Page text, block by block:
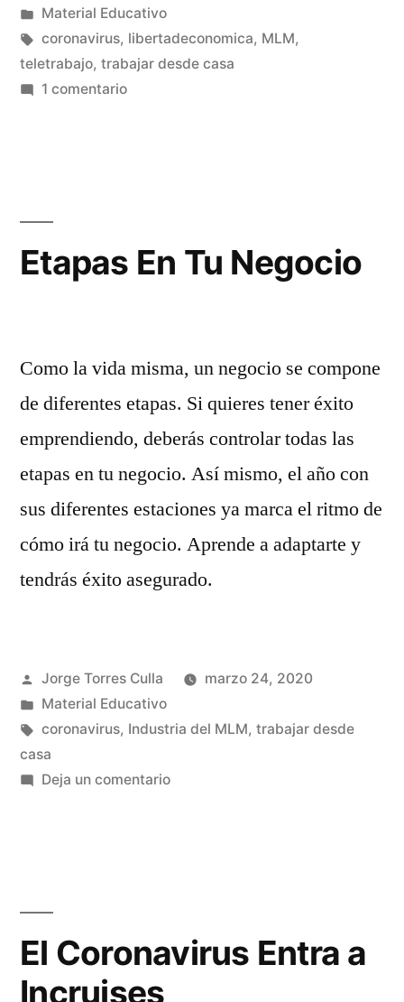
por
Publicado
en
Material Educativo
Etiquetas:
coronavirus, libertadeconomica, MLM,
teletrabajo, trabajar desde casa
1 comentarioen
A
Etapas En Tu Negocio
Como la vida misma, un negocio se compone
de diferentes etapas. Si quieres tener éxito
emprendiendo, deberás controlar todas las
etapas en tu negocio. Así mismo, el año con
sus diferentes estaciones ya marca el ritmo de
cómo irá tu negocio. Aprende a adaptarte y
tendrás éxito asegurado.
Publicado
por
Jorge Torres Culla
marzo 24, 2020
Publicado
en
Material Educativo
Etiquetas:
coronavirus, Industria del MLM, trabajar desde
casa
Deja un comentarioen
El Coronavirus Entra a
Incruises